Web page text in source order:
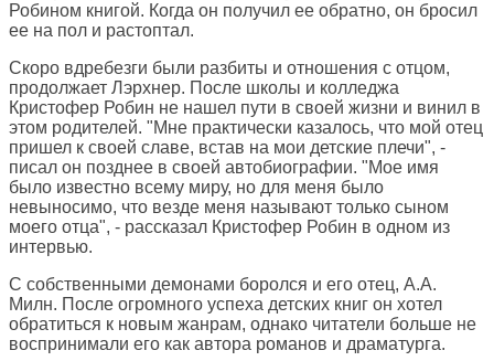
Робином книгой. Когда он получил ее обратно, он бросил
ее на пол и растоптал.
Скоро вдребезги были разбиты и отношения с отцом,
продолжает Лэрхнер. После школы и колледжа
Кристофер Робин не нашел пути в своей жизни и винил в
этом родителей. "Мне практически казалось, что мой отец
пришел к своей славе, встав на мои детские плечи", -
писал он позднее в своей автобиографии. "Мое имя
было известно всему миру, но для меня было
невыносимо, что везде меня называют только сыном
моего отца", - рассказал Кристофер Робин в одном из
интервью.
С собственными демонами боролся и его отец, А.А.
Милн. После огромного успеха детских книг он хотел
обратиться к новым жанрам, однако читатели больше не
воспринимали его как автора романов и драматурга.